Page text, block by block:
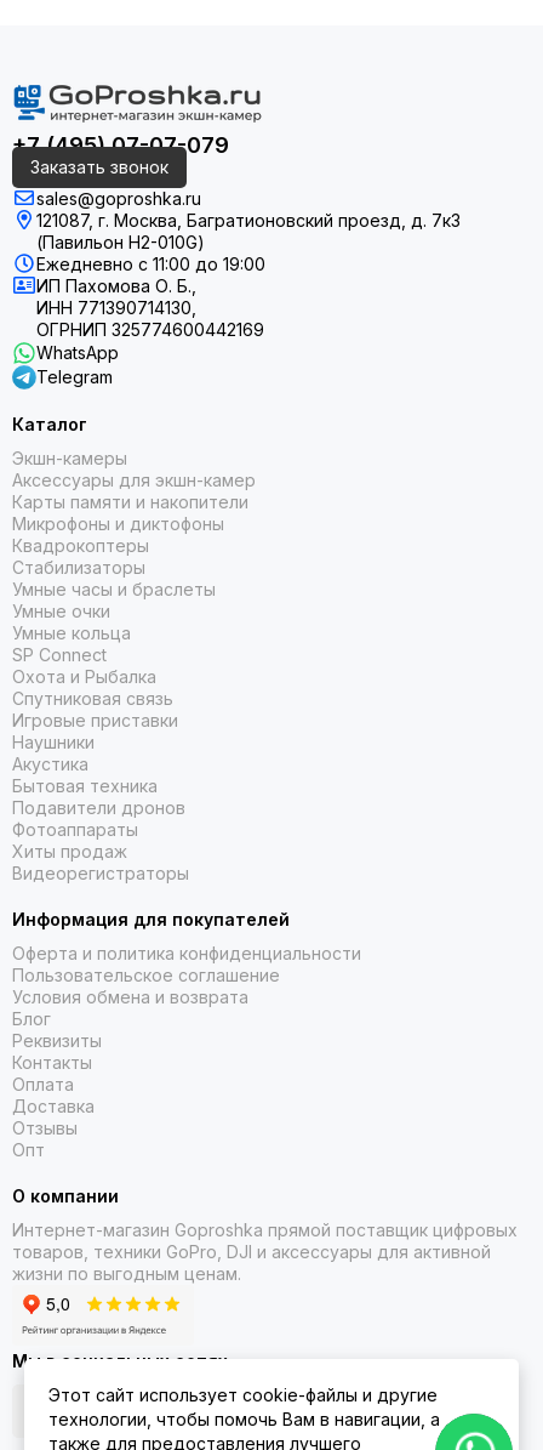
+7 (495) 07-07-079
Заказать звонок
sales@goproshka.ru
121087, г. Москва, Багратионовский проезд, д. 7к3
(Павильон H2-010G)
Ежедневно с 11:00 до 19:00
ИП Пахомова О. Б.,
ИНН 771390714130,
ОГРНИП 325774600442169
WhatsApp
Telegram
Каталог
Экшн-камеры
Аксессуары для экшн-камер
Карты памяти и накопители
Микрофоны и диктофоны
Квадрокоптеры
Стабилизаторы
Умные часы и браслеты
Умные очки
Умные кольца
SP Connect
Охота и Рыбалка
Спутниковая связь
Игровые приставки
Наушники
Акустика
Бытовая техника
Подавители дронов
Фотоаппараты
Хиты продаж
Видеорегистраторы
Информация для покупателей
Оферта и политика конфиденциальности
Пользовательское соглашение
Условия обмена и возврата
Блог
Реквизиты
Контакты
Оплата
Доставка
Отзывы
Опт
О компании
Интернет-магазин Goproshka прямой поставщик цифровых
товаров, техники GoPro, DJI и аксессуары для активной
жизни по выгодным ценам.
Мы в социальных сетях
Этот сайт использует cookie-файлы и другие
технологии, чтобы помочь Вам в навигации, а
также для предоставления лучшего